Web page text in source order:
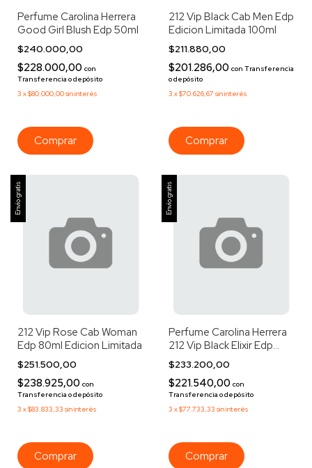
Perfume Carolina Herrera
Good Girl Blush Edp 50ml
$240.000,00
$228.000,00 con
Transferencia o depósito
3 x$80.000,00sin interés
212 Vip Black Cab Men Edp
Edicion Limitada 100ml
$211.880,00
$201.286,00 con Transferencia
o depósito
3 x$70.626,67 sin interés
Envío gratis
212 Vip Rose Cab Woman
Edp 80ml Edicion Limitada
$251.500,00
$238.925,00 con
Transferencia o depósito
3 x$83.833,33 sin interés
Envío gratis
Perfume Carolina Herrera
212 Vip Black Elixir Edp
50ml
$233.200,00
$221.540,00 con
Transferencia o depósito
3 x$77.733,33 sin interés